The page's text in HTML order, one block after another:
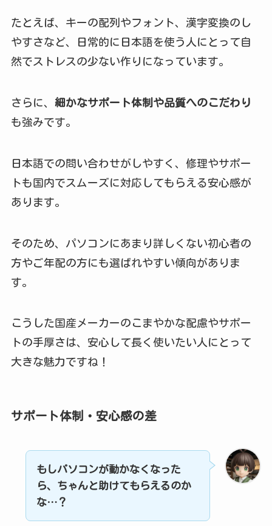
たとえば、キーの配列やフォント、漢字変換のし
やすさなど、日常的に日本語を使う人にとって自
然でストレスの少ない作りになっています。
さらに、 細かなサポート体制や品質へのこだわり
も強みです。
日本語での問い合わせがしやすく、修理やサポー
トも国内でスムーズに対応してもらえる安心感が
あります。
そのため、パソコンにあまり詳しくない初心者の
方やご年配の方にも選ばれやすい傾向がありま
す。
こうした国産メーカーのこまやかな配慮やサポー
トの手厚さは、安心して長く使いたい人にとって
大きな魅力ですね！
サポート体制・安心感の差
もしパソコンが動かなくなった
ら、ちゃんと助けてもらえるのか
な…？